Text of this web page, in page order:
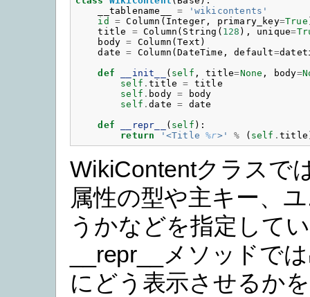
__tablename__
=
'wikicontents'
id
= Column ( Integer , primary_key=True
title
= Column ( String ( 128 ), unique=
body = Column (Text )
date
= Column (DateTime , default=
def
__init__ ( self , title=None , body=
self .title = title
self . body =
body
self .date = date
def
__repr__ ( self ):
return
'<Title %r>' % ( self . title
WikiContentクラスで
属性の型や主キー、
うかなどを指定して
__repr__メソッドで
にどう表示させるか